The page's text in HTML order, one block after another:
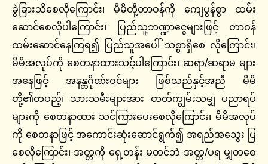
ခွဲခြားသိစေလိုကြောင်း၊ မိမိတို့တာဝန်ကို ကျေပွန်စွာ ထမ်း
ဆောင်စေလိုပါကြောင်း၊ ပြည်သူ့ဘဏ္ဍာငွေများဖြင့် တာဝန်
ထမ်းဆောင်နေကြရ၍ ပြည်သူအပေါ် သစ္စာရှိစေ လိုကြောင်း၊
မိမိအလုပ်ကို စေတနာထားသင့်ပါကြောင်း၊ ဆရာ/ဆရာမ များ
အနေဖြင့် အနန္တဂိုဏ်းဝင်များ ဖြစ်သည်နှင့်အညီ မိမိ
တို့၏တပည့်၊ သားသမီးများအား တတ်ကျွမ်းသမျှ ပညာရပ်
များကို စေတနာထား သင်ကြားပေးစေလိုကြောင်း၊ မိမိအလုပ်
ကို စေတနာဖြင့် အကောင်းဆုံးဆောင်ရွက်၍ အရည်အသွေး ပြ
စေလိုကြောင်း၊ အတ္တကို ရှေ့တန်း မတင်ဘဲ အတ္တ/ပရ မျှတစေ